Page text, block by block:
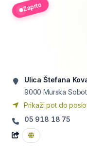
Zaprto
Ulica Štefana
9000 Murska
Prikaži pot do
05 918 18 75